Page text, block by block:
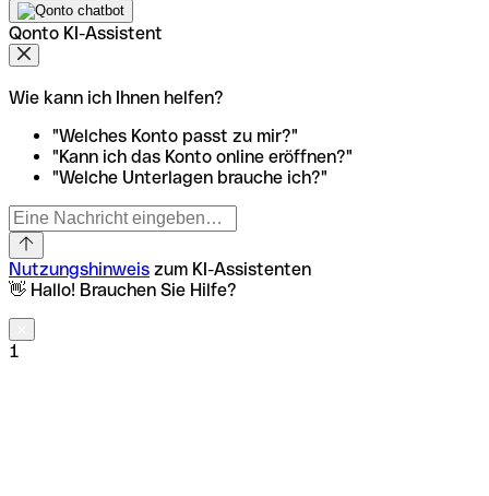
Qonto KI-Assistent
Wie kann ich Ihnen helfen?
"Welches Konto passt zu mir?"
"Kann ich das Konto online eröffnen?"
"Welche Unterlagen brauche ich?"
Nutzungshinweis zum KI-Assistenten
👋 Hallo! Brauchen Sie Hilfe?
1